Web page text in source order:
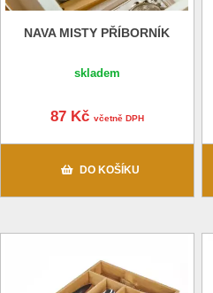
NAVA MISTY PŘÍBORNÍK
skladem
87 Kč včetně DPH
DO KOŠÍKU